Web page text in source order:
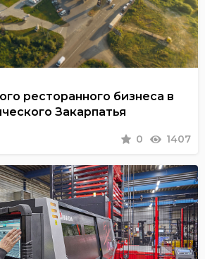
ресторанного бизнеса в
Закарпатья
0 1407